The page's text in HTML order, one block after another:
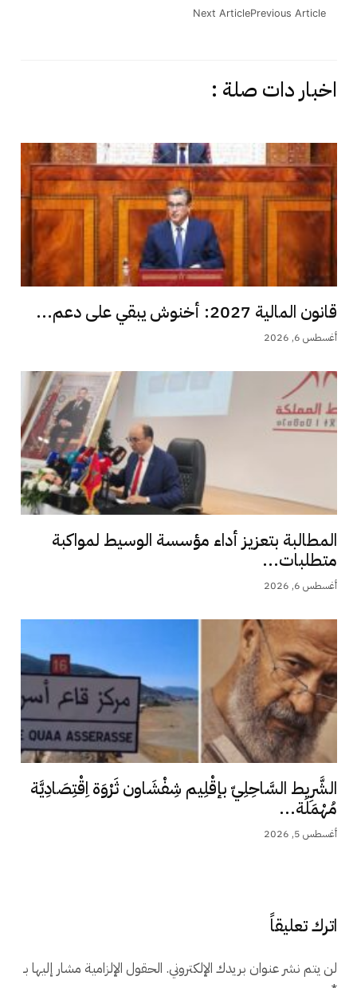
Previous Article
Next Article
اخبار دات صلة :
قانون المالية 2027: أخنوش يبقي على دعم...
أغسطس 6, 2026
المطالبة بتعزيز أداء مؤسسة الوسيط لمواكبة
متطلبات...
أغسطس 6, 2026
الشَّرِيط السَّاحِلِيّ بإقْلِيم شِفْشَاون ثَرْوَة اِقْتِصَادِيَّة
مُهْمَلَة...
أغسطس 5, 2026
اترك تعليقاً
لن يتم نشر عنوان بريدك الإلكتروني. الحقول الإلزامية مشار إليها بـ